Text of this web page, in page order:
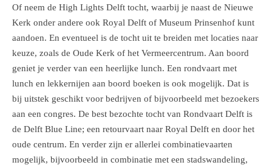
Of neem de High Lights Delft tocht, waarbij je naast de Nieuwe
Kerk onder andere ook Royal Delft of Museum Prinsenhof kunt
aandoen. En eventueel is de tocht uit te breiden met locaties naar
keuze, zoals de Oude Kerk of het Vermeercentrum. Aan boord
geniet je verder van een heerlijke lunch. Een rondvaart met
lunch en lekkernijen aan boord boeken is ook mogelijk. Dat is
bij uitstek geschikt voor bedrijven of bijvoorbeeld met bezoekers
aan een congres. De best bezochte tocht van Rondvaart Delft is
de Delft Blue Line; een retourvaart naar Royal Delft en door het
oude centrum. En verder zijn er allerlei combinatievaarten
mogelijk, bijvoorbeeld in combinatie met een stadswandeling,